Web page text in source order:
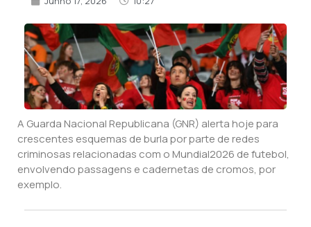
A Guarda Nacional Republicana (GNR) alerta hoje para
crescentes esquemas de burla por parte de redes
criminosas relacionadas com o Mundial2026 de futebol,
envolvendo passagens e cadernetas de cromos, por
exemplo.